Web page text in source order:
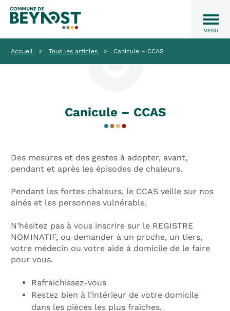
Accueil > Tous les articles > Canicule – CCAS
Canicule – CCAS
Des mesures et des gestes à adopter, avant,
pendant et après les épisodes de chaleurs.
Pendant les fortes chaleurs, le CCAS veille sur nos
ainés et les personnes vulnérable.
N’hésitez pas à vous inscrire sur le REGISTRE
NOMINATIF, ou demander à un proche, un tiers,
votre médecin ou votre aide à domicile de le faire
pour vous.
Rafraichissez-vous
Restez bien à l’intérieur de votre domicile
dans les pièces les plus fraîches.